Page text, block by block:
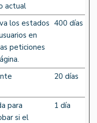
actual
los estados
en
peticiones
400 días
20 días
para
si el
1 día